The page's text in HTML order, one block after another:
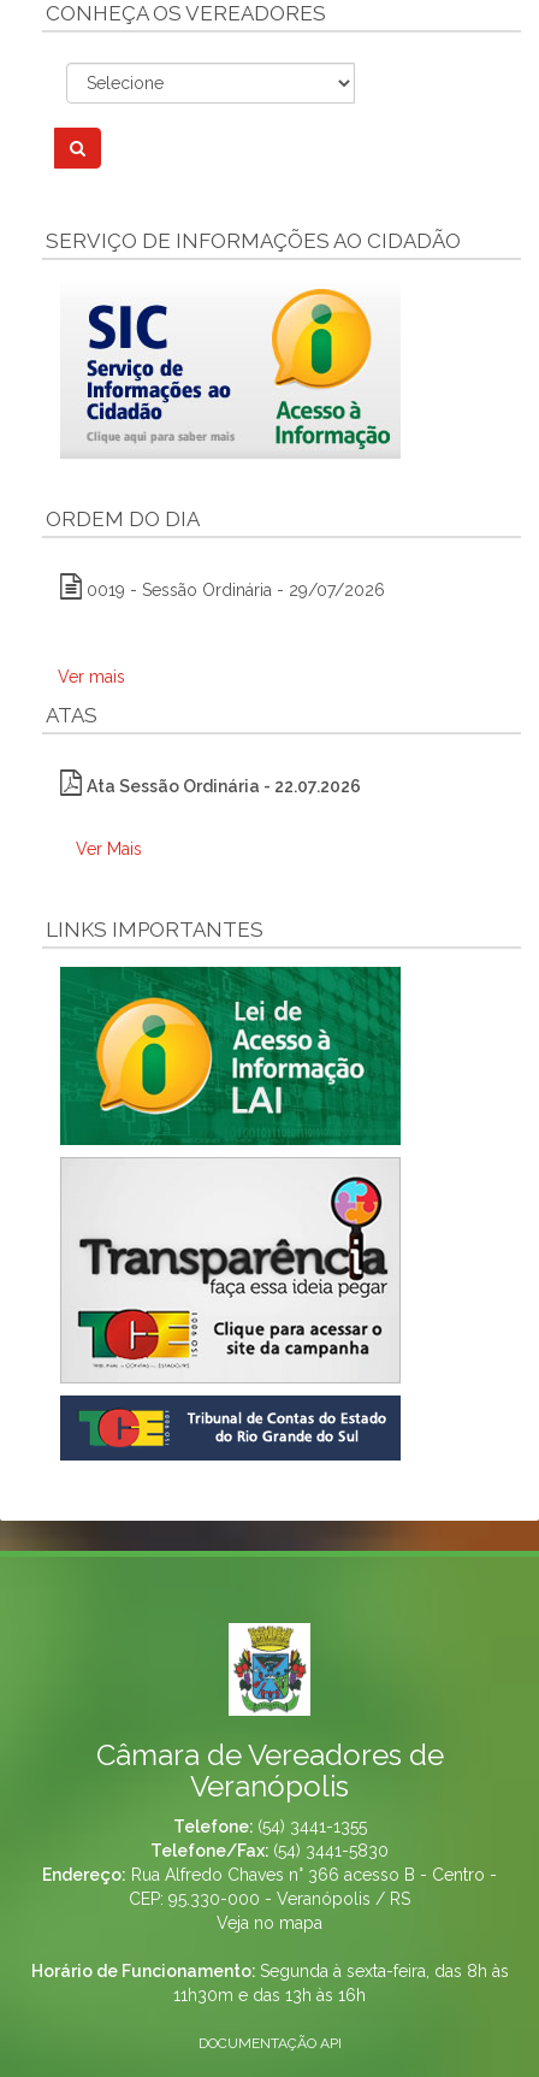
CONHEÇA OS VEREADORES
SERVIÇO DE INFORMAÇÕES AO CIDADÃO
ORDEM DO DIA
0019 - Sessão Ordinária - 29/07/2026
Ver mais
ATAS
Ata Sessão Ordinária - 22.07.2026
Ver Mais
LINKS IMPORTANTES
Câmara de Vereadores de
Veranópolis
Telefone: (54) 3441-1355
Telefone/Fax: (54) 3441-5830
Endereço: Rua Alfredo Chaves n° 366 acesso B - Centro -
CEP: 95.330-000 - Veranópolis / RS
Veja no mapa
Horário de Funcionamento: Segunda à sexta-feira, das 8h às
11h30m e das 13h às 16h
DOCUMENTAÇÃO API